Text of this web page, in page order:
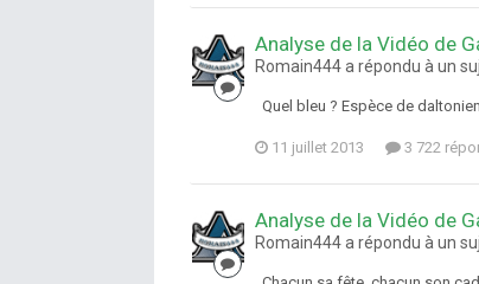
Analyse de la Vidéo de
Romain444 a répondu à un
Quel bleu ? Espèce de
11 juillet 2013 3 722
Analyse de la Vidéo de
Romain444 a répondu à un